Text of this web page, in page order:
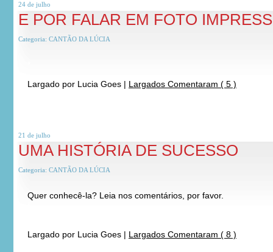
24 de julho
E POR FALAR EM FOTO
Categoria: CANTÃO DA LÚCIA
Largado por Lucia Goes | Largados Comentaram ( 5 )
21 de julho
UMA HISTÓRIA DE SUCESSO
Categoria: CANTÃO DA LÚCIA
Quer conhecê-la? Leia nos comentários, por favor.
Largado por Lucia Goes | Largados Comentaram ( 8 )